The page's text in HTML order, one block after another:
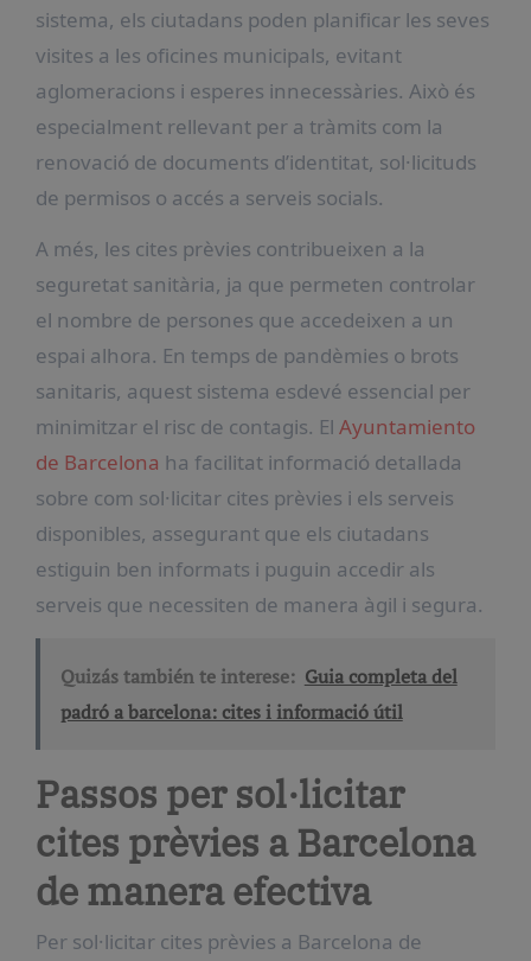
sistema, els ciutadans poden planificar les seves
visites a les oficines municipals, evitant
aglomeracions i esperes innecessàries. Això és
especialment rellevant per a tràmits com la
renovació de documents d’identitat, sol·licituds
de permisos o accés a serveis socials.
A més, les cites prèvies contribueixen a la
seguretat sanitària, ja que permeten controlar
el nombre de persones que accedeixen a un
espai alhora. En temps de pandèmies o brots
sanitaris, aquest sistema esdevé essencial per
minimitzar el risc de contagis. El Ayuntamiento
de Barcelona ha facilitat informació detallada
sobre com sol·licitar cites prèvies i els serveis
disponibles, assegurant que els ciutadans
estiguin ben informats i puguin accedir als
serveis que necessiten de manera àgil i segura.
Quizás también te interese: Guia completa del
padró a barcelona: cites i informació útil
Passos per sol·licitar
cites prèvies a Barcelona
de manera efectiva
Per sol·licitar cites prèvies a Barcelona de